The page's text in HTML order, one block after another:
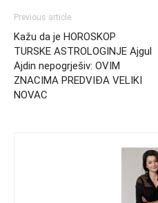
Previous article
Kažu da je HOROSKOP
TURSKE ASTROLOGINJE Ajgul
Ajdin nepogrješiv: OVIM
ZNACIMA PREDVIĐA VELIKI
NOVAC